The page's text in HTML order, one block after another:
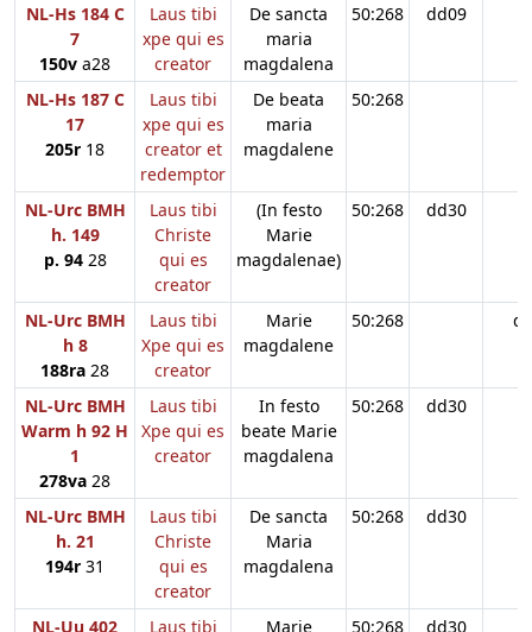
NL-Hs 184 C
7
150v a28
Laus tibi
xpe qui es
creator
De sancta
maria
magdalena
50:268 dd09
NL-Hs 187 C
17
205r 18
Laus tibi
xpe qui es
creator et
redemptor
De beata
maria
magdalene
50:268
NL-Urc BMH
h. 149
p. 9428
Laus tibi
Christe
qui es
creator
(In festo
Marie
magdalenae)
50:268 dd30
NL-Urc BMH
h 8
188ra 28
Laus tibi
Xpe qui es
creator
Marie
magdalene
50:268
NL-Urc BMH
Warm h 92 H
1
278va 28
Laus tibi
Xpe qui es
creator
In festo
beate Marie
magdalena
50:268 dd30
NL-Urc BMH
h. 21
194r 31
Laus tibi
Christe
qui es
creator
De sancta
Maria
magdalena
50:268 dd30
NL-Uu 402
Laus tibi
Marie
50:268 dd30